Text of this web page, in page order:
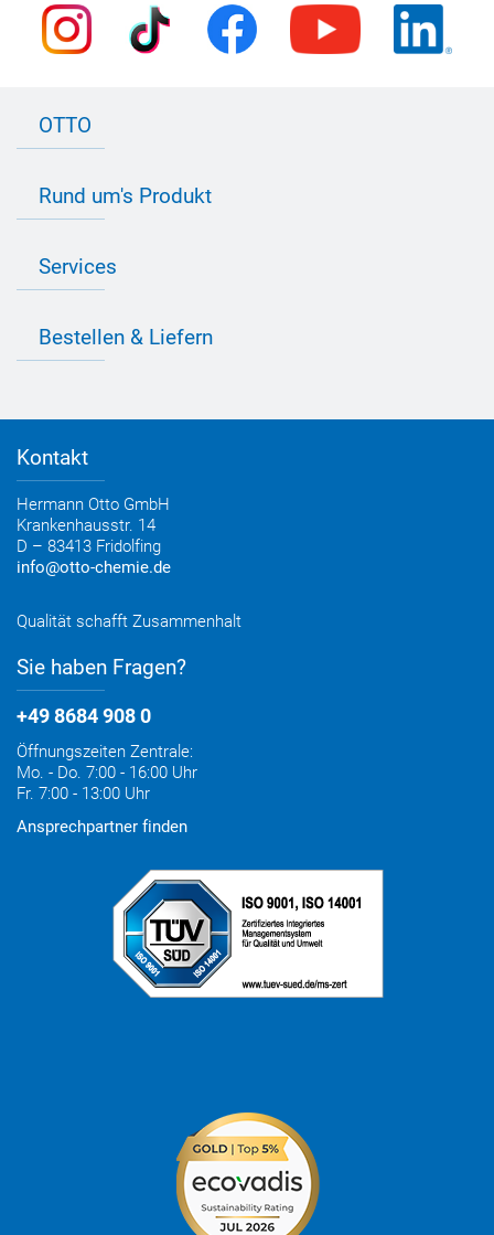
OTTO
Bau Newsletter
Presse
Jobs
Referenzen
Rund um's Produkt
Farbvielfalt
Informationen zu Prüfzeichen
Services
Farbempfehlungen
Verbrauchsrechner
Medienportal
Bestellen & Liefern
Bestelloptionen
Elektronischer Rechnungsversand
Entsorgung & Verpackungsrücknahme
Kontakt
Hermann Otto GmbH
Krankenhausstr. 14
D – 83413 Fridolfing
info@otto-chemie.de
Qualität schafft Zusammenhalt
Sie haben Fragen?
+49 8684 908 0
Öffnungszeiten Zentrale:
Mo. - Do. 7:00 - 16:00 Uhr
Fr. 7:00 - 13:00 Uhr
Ansprechpartner finden